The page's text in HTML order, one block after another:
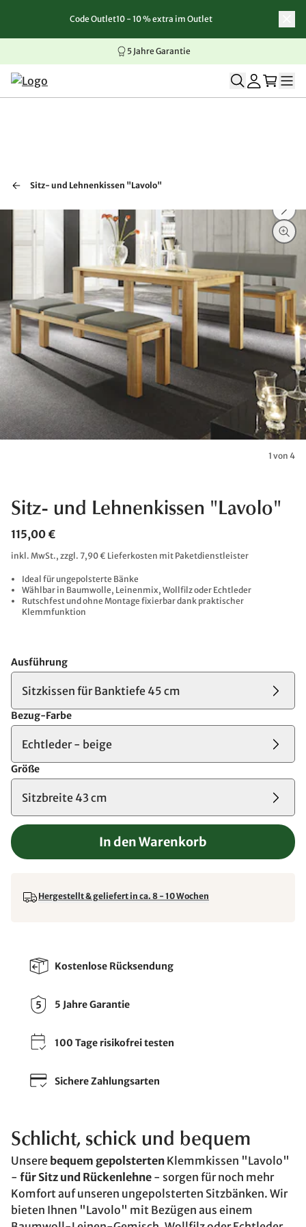
Zum Inhalt springen
Zur Navigation springen
Zum Seitenende springen
Code Outlet10 - 10 % extra im Outlet
5 Jahre Garantie
Sitz- und Lehnenkissen "Lavolo"
1 von 4
Sitz- und Lehnenkissen "Lavolo"
115,00 €
inkl. MwSt., zzgl. 7,90 € Lieferkosten mit Paketdienstleister
Ideal für ungepolsterte Bänke
Wählbar in Baumwolle, Leinenmix, Wollfilz oder Echtleder
Rutschfest und ohne Montage fixierbar dank praktischer
Klemmfunktion
Ausführung
Sitzkissen für Banktiefe 45 cm
Bezug-Farbe
Echtleder - beige
Größe
Sitzbreite 43 cm
In den Warenkorb
Hergestellt & geliefert in ca. 8 - 10 Wochen
Kostenlose Rücksendung
5 Jahre Garantie
100 Tage risikofrei testen
Sichere Zahlungsarten
Schlicht, schick und bequem
Unsere bequem gepolsterten Klemmkissen "Lavolo"
- für Sitz und Rückenlehne - sorgen für noch mehr
Komfort auf unseren ungepolsterten Sitzbänken. Wir
bieten Ihnen "Lavolo" mit Bezügen aus einem